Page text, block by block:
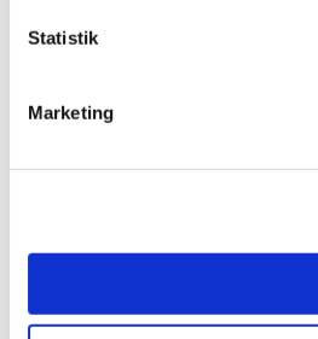
Statistik
Marketing